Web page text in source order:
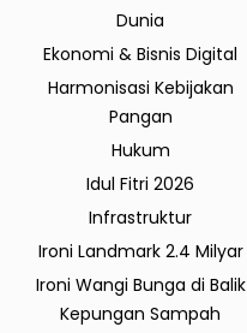
Dunia
Ekonomi & Bisnis Digital
Harmonisasi Kebijakan
Pangan
Hukum
Idul Fitri 2026
Infrastruktur
Ironi Landmark 2.4 Milyar
Ironi Wangi Bunga di Balik
Kepungan Sampah